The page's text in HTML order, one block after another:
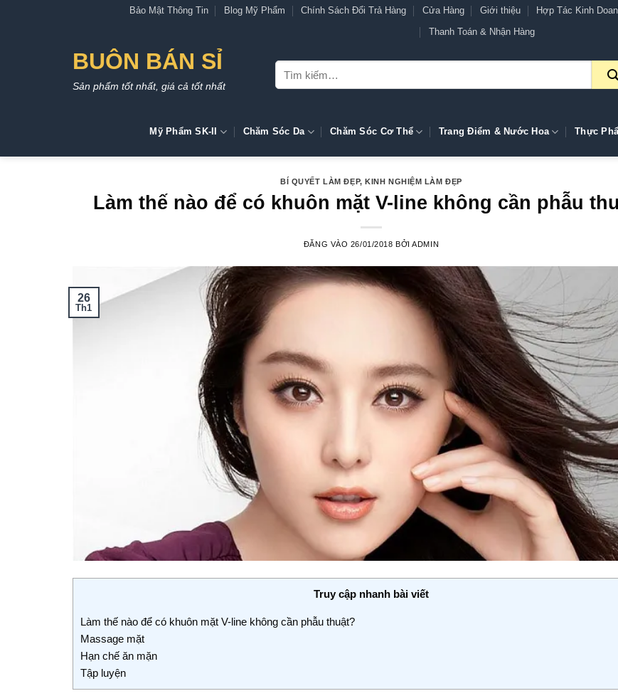
Bảo Mật Thông Tin Blog Mỹ Phẩm Chính Sách Đổi Trả Hàng Cửa Hàng Giới thiệu Hợp Tác Kinh
Thanh Toán & Nhận Hàng
BUÔN BÁN SỈ
Sản phẩm tốt nhất, giá cả tốt nhất
Tìm
kiếm:
Mỹ Phẩm SK-II Chăm Sóc Da Chăm Sóc Cơ Thể Trang Điểm & Nước Hoa Thực
BÍ QUYẾT LÀM ĐẸP,KINH NGHIỆM LÀM ĐẸP
Làm thế nào để có khuôn mặt V-line không cần phẫu
ĐĂNG VÀO 26/01/2018 BỞIADMIN
26
Th1
Truy cập nhanh bài viết
Làm thế nào để có khuôn mặt V-line không cần phẫu thuật?
Massage mặt
Hạn chế ăn mặn
Tập luyện